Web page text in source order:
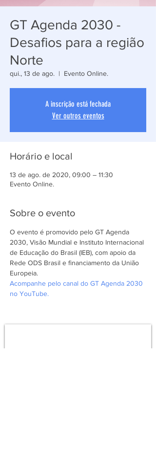
GT Agenda 2030 -
Desafios para a região
Norte
qui., 13 de ago.
  |
Evento Online.
A inscrição está fechada
Ver outros eventos
Horário e local
13 de ago. de 2020, 09:00 – 11:30
Evento Online.
Sobre o evento
O evento é promovido pelo GT Agenda
2030, Visão Mundial e Instituto Internacional
de Educação do Brasil (IEB), com apoio da
Rede ODS Brasil e financiamento da União
Europeia.
Acompanhe pelo canal do GT Agenda 2030
no YouTube.